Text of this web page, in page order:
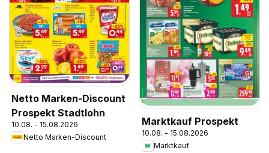
Netto Marken-Discount
Prospekt Stadtlohn
10.08. - 15.08.2026
Netto Marken-Discount
Marktkauf Prospekt
10.08. - 15.08.2026
Marktkauf